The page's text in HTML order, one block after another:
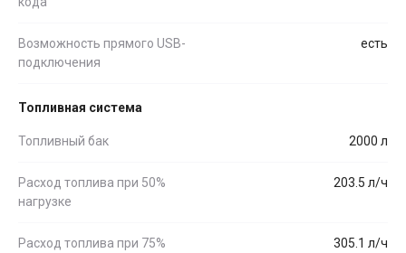
Возможность прямого USB-
подключения
есть
Топливная система
Топливный бак 2000 л
Расход топлива при 50%
нагрузке
203.5 л/ч
Расход топлива при 75%
305.1 л/ч